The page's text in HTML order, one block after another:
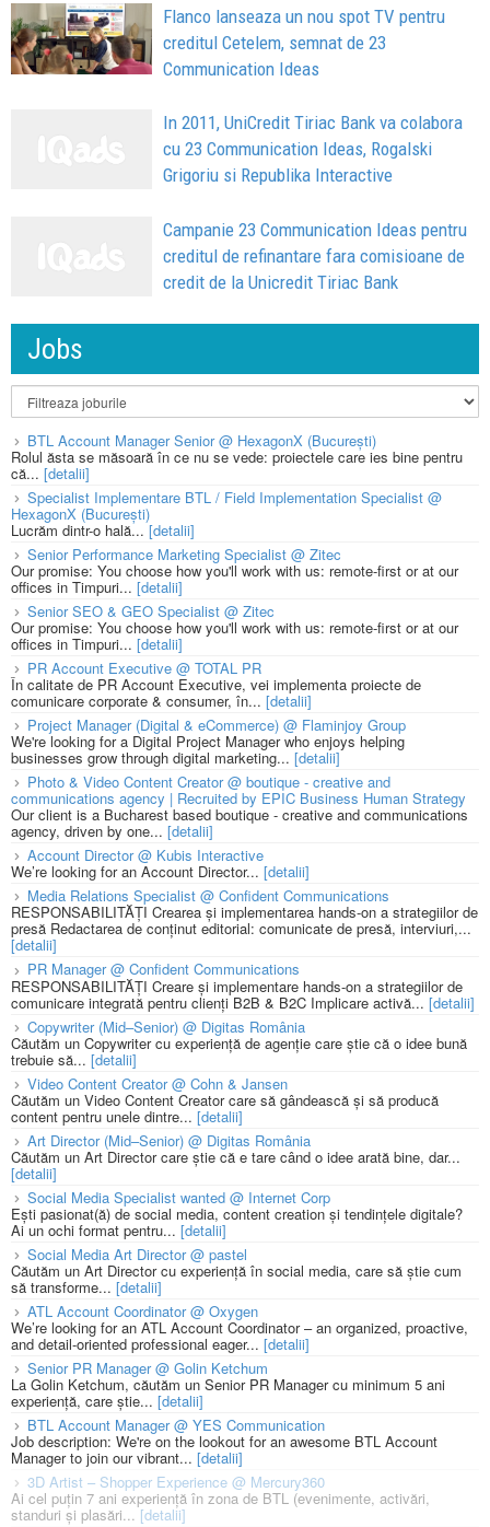
Flanco lanseaza un nou spot TV pentru
creditul Cetelem, semnat de 23
Communication Ideas
In 2011, UniCredit Tiriac Bank va colabora
cu 23 Communication Ideas, Rogalski
Grigoriu si Republika Interactive
Campanie 23 Communication Ideas pentru
creditul de refinantare fara comisioane de
credit de la Unicredit Tiriac Bank
Jobs
BTL Account Manager Senior @ HexagonX (București)
Rolul ăsta se măsoară în ce nu se vede: proiectele care ies bine pentru
că... [detalii]
Specialist Implementare BTL / Field Implementation Specialist @
HexagonX (București)
Lucrăm dintr-o hală...[detalii]
Senior Performance Marketing Specialist @ Zitec
Our promise: You choose how you'll work with us: remote-first or at our
offices in Timpuri... [detalii]
Senior SEO & GEO Specialist @ Zitec
Our promise: You choose how you'll work with us: remote-first or at our
offices in Timpuri... [detalii]
PR Account Executive @ TOTAL PR
În calitate de PR Account Executive, vei implementa proiecte de
comunicare corporate & consumer, în... [detalii]
Project Manager (Digital & eCommerce) @ Flaminjoy Group
We're looking for a Digital Project Manager who enjoys helping
businesses grow through digital marketing... [detalii]
Photo & Video Content Creator @ boutique - creative and
communications agency | Recruited by EPIC Business Human Strategy
Our client is a Bucharest based boutique - creative and communications
agency, driven by one... [detalii]
Account Director @ Kubis Interactive
We’re looking for an Account Director... [detalii]
Media Relations Specialist @ Confident Communications
RESPONSABILITĂȚI Crearea și implementarea hands-on a strategiilor de
presă Redactarea de conținut editorial: comunicate de presă, interviuri,...
[detalii]
PR Manager @ Confident Communications
RESPONSABILITĂȚI Creare și implementare hands-on a strategiilor de
comunicare integrată pentru clienți B2B & B2C Implicare activă... [detalii]
Copywriter (Mid–Senior) @ Digitas România
Căutăm un Copywriter cu experiență de agenție care știe că o idee bună
trebuie să... [detalii]
Video Content Creator @ Cohn & Jansen
Căutăm un Video Content Creator care să gândească și să producă
content pentru unele dintre... [detalii]
Art Director (Mid–Senior) @ Digitas România
Căutăm un Art Director care știe că e tare când o idee arată bine, dar...
[detalii]
Social Media Specialist wanted @ Internet Corp
Ești pasionat(ă) de social media, content creation și tendințele digitale?
Ai un ochi format pentru... [detalii]
Social Media Art Director @ pastel
Căutăm un Art Director cu experiență în social media, care să știe cum
să transforme... [detalii]
ATL Account Coordinator @ Oxygen
We’re looking for an ATL Account Coordinator – an organized, proactive,
and detail-oriented professional eager... [detalii]
Senior PR Manager @ Golin Ketchum
La Golin Ketchum, căutăm un Senior PR Manager cu minimum 5 ani
experiență, care știe... [detalii]
BTL Account Manager @ YES Communication
Job description: We're on the lookout for an awesome BTL Account
Manager to join our vibrant... [detalii]
3D Artist – Shopper Experience @ Mercury360
Ai cel puțin 7 ani experiență în zona de BTL (evenimente, activări,
standuri și plasări... [detalii]